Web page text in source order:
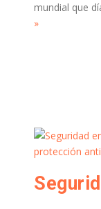
mundial que
»